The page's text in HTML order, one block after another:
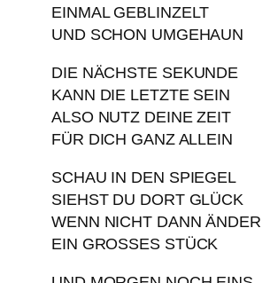
EINMAL GEBLINZELT
UND SCHON UMGEHAUN
DIE NÄCHSTE SEKUNDE
KANN DIE LETZTE SEIN
ALSO NUTZ DEINE ZEIT
FÜR DICH GANZ ALLEIN
SCHAU IN DEN SPIEGEL
SIEHST DU DORT GLÜCK
WENN NICHT DANN ÄNDER
EIN GROSSES STÜCK